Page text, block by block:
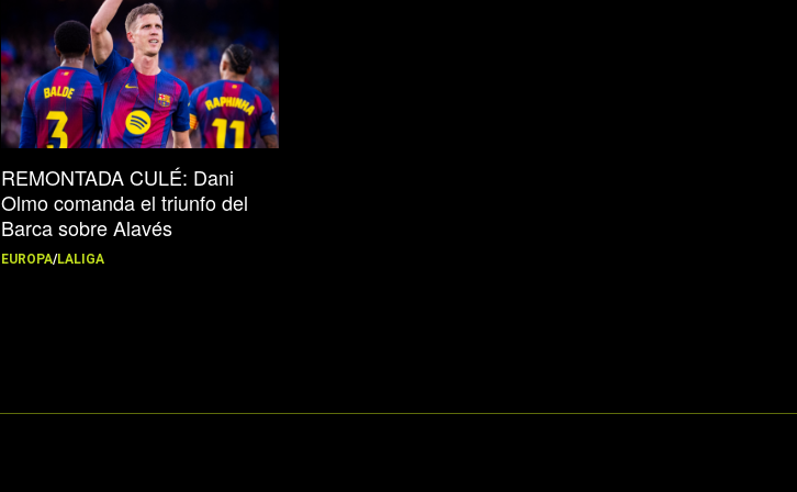
REMONTADA CULÉ: Dani
Olmo comanda el triunfo del
Barca sobre Alavés
EUROPA/LALIGA